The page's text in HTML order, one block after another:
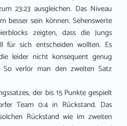
23:23 ausgleichen. Das Niveau
besser sein können. Sehenswerte
zeigten, dass die Jungs
für sich entscheiden wollten. Es
leider nicht konsequent genug
verlor man den zweiten Satz
der bis 15 Punkte gespielt
Team 0:4 in Rückstand. Das
Rückstand wie im zweiten